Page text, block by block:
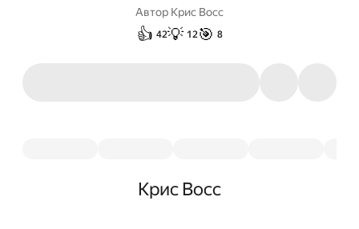
Автор Крис Восс
👍 42💡 12🎯 8
Крис Восс